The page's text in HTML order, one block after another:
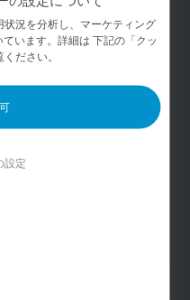
状況を分析し、マーケティング
います。詳細は 下記の「クッ
ださい。
設定
特別な警告および注
る有害反応、血小板
ニコル・ガセット
に述べています。
。
？